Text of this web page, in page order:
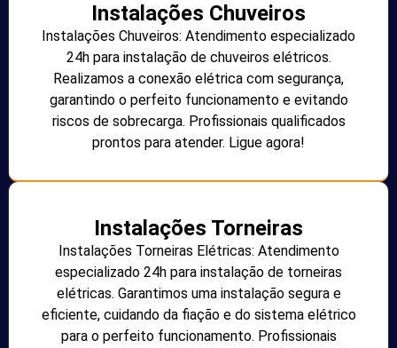
Instalações Chuveiros
Instalações Chuveiros: Atendimento especializado
24h para instalação de chuveiros elétricos.
Realizamos a conexão elétrica com segurança,
garantindo o perfeito funcionamento e evitando
riscos de sobrecarga. Profissionais qualificados
prontos para atender. Ligue agora!
Instalações Torneiras
Instalações Torneiras Elétricas: Atendimento
especializado 24h para instalação de torneiras
elétricas. Garantimos uma instalação segura e
eficiente, cuidando da fiação e do sistema elétrico
para o perfeito funcionamento. Profissionais